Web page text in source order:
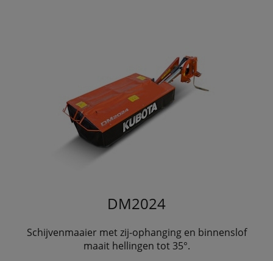
DM2024
Schijvenmaaier met zij-ophanging en binnenslof
maait hellingen tot 35°.